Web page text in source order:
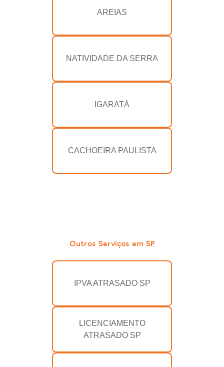
AREIAS
NATIVIDADE DA SERRA
IGARATÁ
CACHOEIRA PAULISTA
Outros Serviços em SP
IPVA ATRASADO SP
LICENCIAMENTO
ATRASADO SP